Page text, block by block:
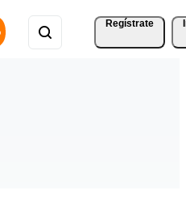
Regístrate